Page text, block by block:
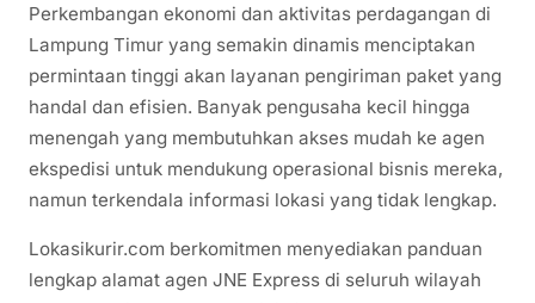
Perkembangan ekonomi dan aktivitas perdagangan di
Lampung Timur yang semakin dinamis menciptakan
permintaan tinggi akan layanan pengiriman paket yang
handal dan efisien. Banyak pengusaha kecil hingga
menengah yang membutuhkan akses mudah ke agen
ekspedisi untuk mendukung operasional bisnis mereka,
namun terkendala informasi lokasi yang tidak lengkap.
Lokasikurir.com berkomitmen menyediakan panduan
lengkap alamat agen JNE Express di seluruh wilayah